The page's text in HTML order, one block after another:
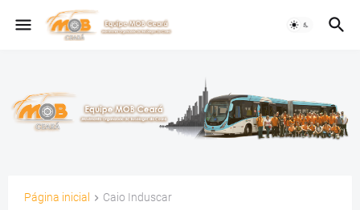
Página inicial Caio Induscar